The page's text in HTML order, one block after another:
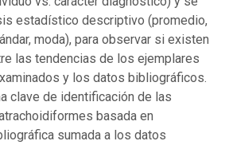
estadístico descriptivo (promedio,
moda), para observar si existen
las tendencias de los ejemplares
y los datos bibliográficos.
clave de identificación de las
basada en
sumada a los datos